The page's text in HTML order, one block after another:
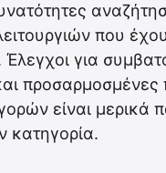
που
Έλεγχοι για
προσαρμοσμένες
είναι μερικά
κατηγορία.